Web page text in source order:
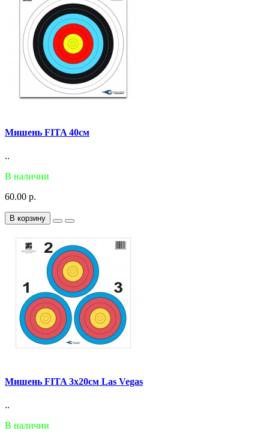
Мишень FITA 40см
..
В наличии
60.00 р.
В корзину
Мишень FITA 3х20см Las Vegas
..
В наличии